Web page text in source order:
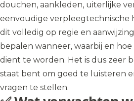
douchen, aankleden, uiterlijke
eenvoudige verpleegtechnische
dit volledig op regie en
bepalen wanneer, waarbij en
dient te worden. Het is dus zeer
staat bent om goed te luisteren
vragen te stellen.